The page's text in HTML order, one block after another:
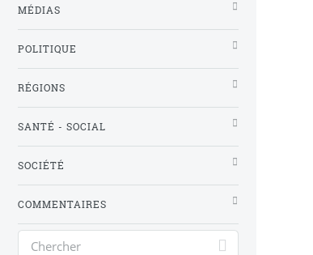
MÉDIAS
POLITIQUE
RÉGIONS
SANTÉ - SOCIAL
SOCIÉTÉ
COMMENTAIRES